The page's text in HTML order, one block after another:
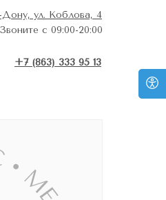
+7 (863) 333 95 13
Дону, ул. Коблова, 4
Звоните с 09:00-20:00